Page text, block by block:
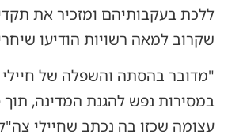
ללכת בעקבותיהם ומזכיר את
שקרוב למאה רשויות הודיעו
"מדובר בהסתה והשפלה של
במסירות נפש להגנת המדינה, תוך
עצומה שכזו בה נכתב שחיילי